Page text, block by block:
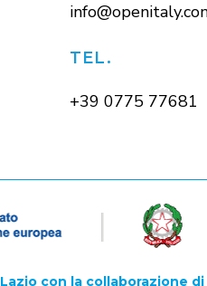
TEL.
+39 0775 77681
con la collaborazione